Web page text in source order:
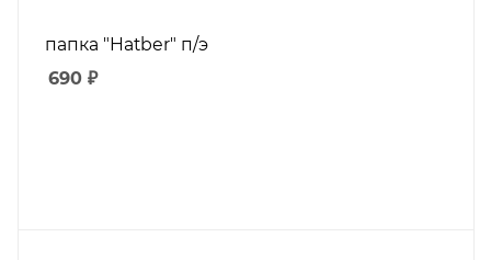
папка "Hatber" п/э
690 ₽